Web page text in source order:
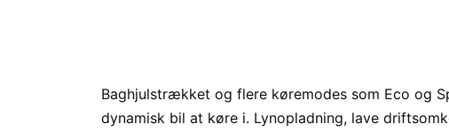
Baghjulstrækket og flere køremodes som Eco og
dynamisk bil at køre i. Lynopladning, lave